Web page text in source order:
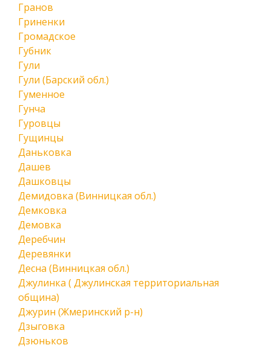
Гранов
Гриненки
Громадское
Губник
Гули
Гули (Барский обл.)
Гуменное
Гунча
Гуровцы
Гущинцы
Даньковка
Дашев
Дашковцы
Демидовка (Винницкая обл.)
Демковка
Демовка
Деребчин
Деревянки
Десна (Винницкая обл.)
Джулинка ( Джулинская территориальная
община)
Джурин (Жмеринский р-н)
Дзыговка
Дзюньков